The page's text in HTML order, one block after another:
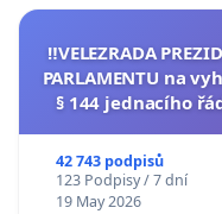
‼️VELEZRADA
PARLAMENTU na
§ 144 jednacího
42 743 podpisů
123 Podpisy / 7 dní
19 May 2026